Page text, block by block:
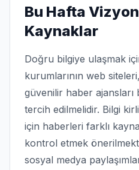
Bu Hafta
Kaynaklar
Doğru bilgiye ulaşmak
kurumlarının web
güvenilir haber
tercih edilmelidir. Bilgi
için haberleri farklı
kontrol etmek
sosyal medya